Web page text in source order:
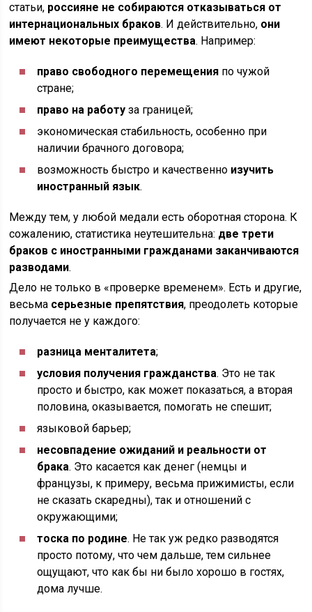
статьи, россияне не собираются отказываться от
интернациональных браков. И действительно, они
имеют некоторые преимущества. Например:
право свободного перемещения по чужой
стране;
право на работу за границей;
экономическая стабильность, особенно при
наличии брачного договора;
возможность быстро и качественно изучить
иностранный язык.
Между тем, у любой медали есть оборотная сторона. К
сожалению, статистика неутешительна: две трети
браков с иностранными гражданами заканчиваются
разводами.
Дело не только в «проверке временем». Есть и другие,
весьма серьезные препятствия, преодолеть которые
получается не у каждого:
разница менталитета;
условия получения гражданства. Это не так
просто и быстро, как может показаться, а вторая
половина, оказывается, помогать не спешит;
языковой барьер;
несовпадение ожиданий и реальности от
брака. Это касается как денег (немцы и
французы, к примеру, весьма прижимисты, если
не сказать скаредны), так и отношений с
окружающими;
тоска по родине. Не так уж редко разводятся
просто потому, что чем дальше, тем сильнее
ощущают, что как бы ни было хорошо в гостях,
дома лучше.